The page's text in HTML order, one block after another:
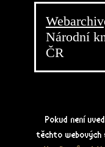
Webarchiv
Národní
ČR
Pokud není
těchto webových